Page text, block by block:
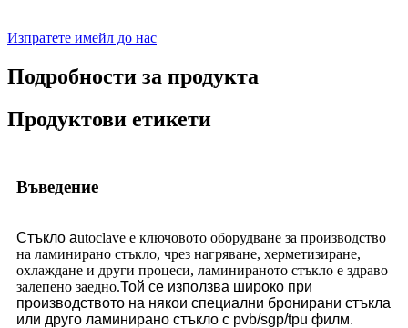
Изпратете имейл до нас
Подробности за продукта
Продуктови етикети
Въведение
Стъкло аutoclave е ключовото оборудване за производство
на ламинирано стъкло, чрез нагряване, херметизиране,
охлаждане и други процеси, ламинираното стъкло е здраво
залепено заедно.Той се използва широко при
производството на някои специални бронирани стъкла
или друго ламинирано стъкло с pvb/sgp/tpu филм.